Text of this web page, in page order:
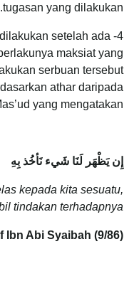
tugasan yang dilakukan.
dilakukan setelah ada
maksiat yang
serbuan tersebut
athar daripada
yang mengatakan:
إِن يَظْهَر لَنَا شَيء نَأخُذ بِهِ
kepada kita sesuatu,
tindakan terhadapnya.
Ibn Abi Syaibah (9/86)